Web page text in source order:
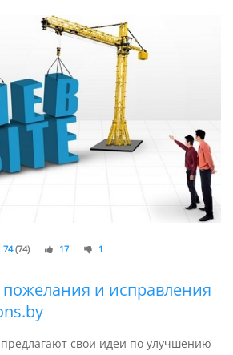
74 (74) 17 1
и исправления
предлагают свои идеи по улучшению